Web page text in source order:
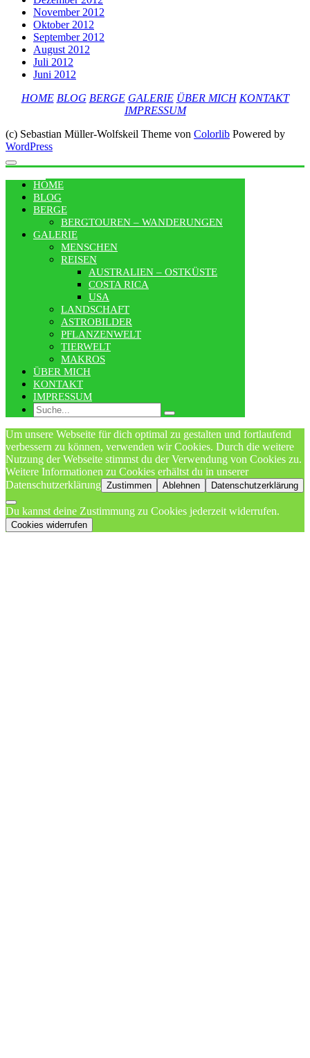
November 2012
Oktober 2012
September 2012
August 2012
Juli 2012
Juni 2012
HOME BLOG BERGE GALERIE ÜBER MICH KONTAKT
IMPRESSUM
(c) Sebastian Müller-Wolfskeil Theme von Colorlib Powered by
WordPress
HOME
BLOG
BERGE
BERGTOUREN – WANDERUNGEN
GALERIE
MENSCHEN
REISEN
AUSTRALIEN – OSTKÜSTE
COSTA RICA
USA
LANDSCHAFT
ASTROBILDER
PFLANZENWELT
TIERWELT
MAKROS
ÜBER MICH
KONTAKT
IMPRESSUM
Search
Um unsere Webseite für dich optimal zu gestalten und fortlaufend
verbessern zu können, verwenden wir Cookies. Durch die weitere
Nutzung der Webseite stimmst du der Verwendung von Cookies zu.
Weitere Informationen zu Cookies erhältst du in unserer
Datenschutzerklärung Zustimmen Ablehnen Datenschutzerklärung
Du kannst deine Zustimmung zu Cookies jederzeit widerrufen.
Cookies widerrufen